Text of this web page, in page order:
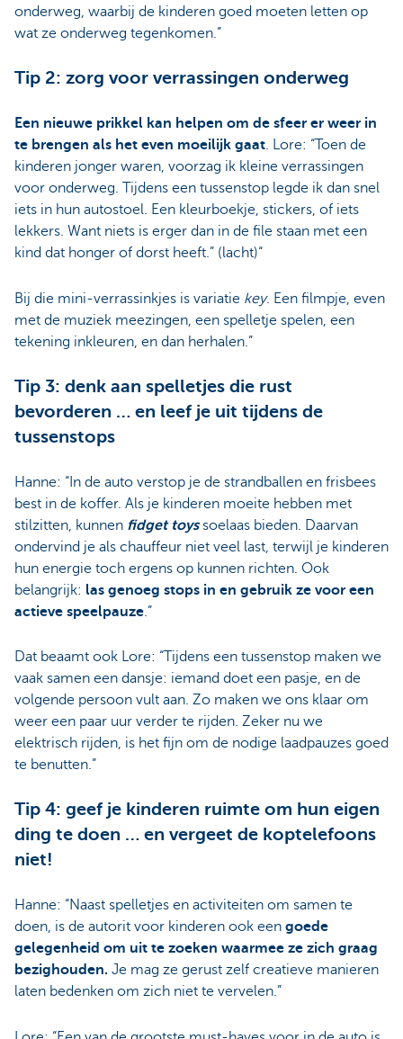
onderweg, waarbij de kinderen goed moeten letten op
wat ze onderweg tegenkomen.”
Tip 2: zorg voor verrassingen onderweg
Een nieuwe prikkel kan helpen om de sfeer er weer in
te brengen als het even moeilijk gaat. Lore: “Toen de
kinderen jonger waren, voorzag ik kleine verrassingen
voor onderweg. Tijdens een tussenstop legde ik dan snel
iets in hun autostoel. Een kleurboekje, stickers, of iets
lekkers. Want niets is erger dan in de file staan met een
kind dat honger of dorst heeft.” (lacht)“
Bij die mini-verrassinkjes is variatie key. Een filmpje, even
met de muziek meezingen, een spelletje spelen, een
tekening inkleuren, en dan herhalen.”
Tip 3: denk aan spelletjes die rust
bevorderen … en leef je uit tijdens de
tussenstops
Hanne: “In de auto verstop je de strandballen en frisbees
best in de koffer. Als je kinderen moeite hebben met
stilzitten, kunnen fidget toyssoelaas bieden. Daarvan
ondervind je als chauffeur niet veel last, terwijl je kinderen
hun energie toch ergens op kunnen richten. Ook
belangrijk: las genoeg stops in en gebruik ze voor een
actieve speelpauze.”
Dat beaamt ook Lore: “Tijdens een tussenstop maken we
vaak samen een dansje: iemand doet een pasje, en de
volgende persoon vult aan. Zo maken we ons klaar om
weer een paar uur verder te rijden. Zeker nu we
elektrisch rijden, is het fijn om de nodige laadpauzes goed
te benutten.”
Tip 4: geef je kinderen ruimte om hun eigen
ding te doen … en vergeet de koptelefoons
niet!
Hanne: “Naast spelletjes en activiteiten om samen te
doen, is de autorit voor kinderen ook een goede
gelegenheid om uit te zoeken waarmee ze zich graag
bezighouden. Je mag ze gerust zelf creatieve manieren
laten bedenken om zich niet te vervelen.”